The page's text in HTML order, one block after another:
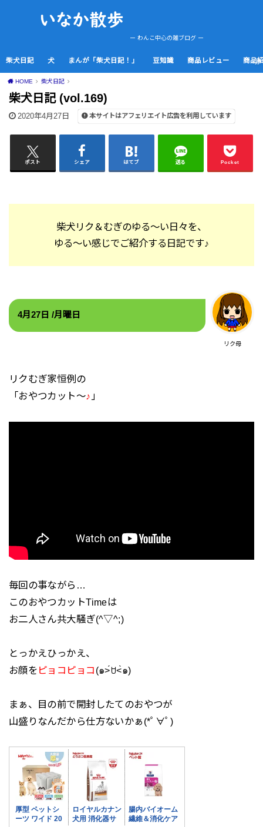
ー わんこ中心の雑ブログ ー
柴犬日記 犬 まんが「柴犬日記！」 豆知識 商品レビュー 商品
HOME 柴犬日記
柴犬日記 (vol.169)
2020年4月27日 本サイトはアフェリエイト広告を利用しています
ポスト シェア はてブ 送る Pocket
柴犬リク ＆むぎのゆる～い日々を、
ゆる～い感じでご紹介する日記です♪
リク母
4月27 日 /月 曜日
リクむぎ家恒例の
「おやつカット～♪ 」
毎回の事ながら…
このおやつカットTimeは
お二人さん共大騒ぎ(^▽^;)
とっかえひっかえ、
お顔を ピョコピョコ (๑˃́ꇴ˂̀๑)
まぁ、目の前で開封したてのおやつが
山盛りなんだから仕方ないかぁ(*ﾟ∀ﾟ)